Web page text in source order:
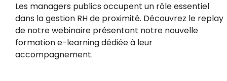
Les managers publics occupent un rôle essentiel
dans la gestion RH de proximité. Découvrez le replay
de notre webinaire présentant notre nouvelle
formation e-learning dédiée à leur
accompagnement.